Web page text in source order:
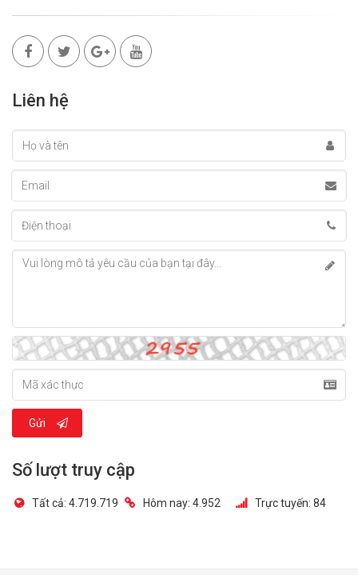
Liên hệ
Gửi
Số lượt truy cập
Tất cả: 4.719.719 Hôm nay:4.952 Trực tuyến: 84